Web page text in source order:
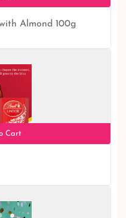
Almond 100g
Cart